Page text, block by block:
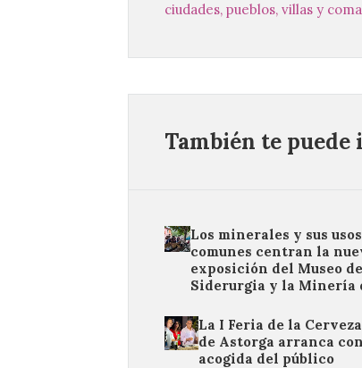
ciudades, pueblos, villas y
También te puede
Los minerales y sus
comunes centran la
exposición del Museo
Siderurgia y la Minería
La I Feria de la
de Astorga arranca
acogida del público